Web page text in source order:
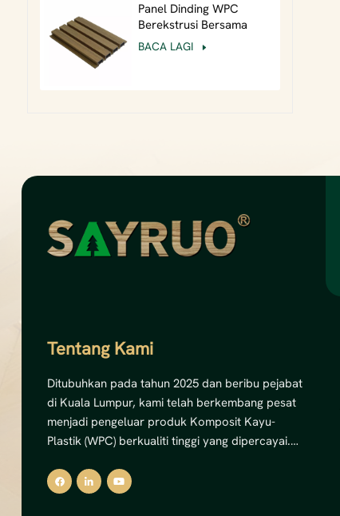
Panel Dinding WPC
Berekstrusi Bersama
26mm Tugas Berat untuk
BACA LAGI
Tentang Kami
Ditubuhkan pada tahun 2025 dan beribu pejabat
di Kuala Lumpur, kami telah berkembang pesat
menjadi pengeluar produk Komposit Kayu-
Plastik (WPC) berkualiti tinggi yang dipercayai.
dan kemampanan, kami pakar dalam
menghasilkan penyelesaian dek WPC luaran,